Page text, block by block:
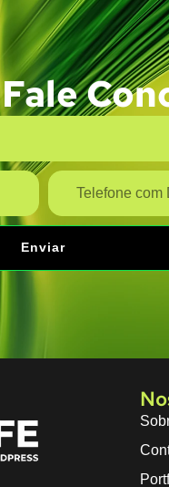
Fale
Enviar